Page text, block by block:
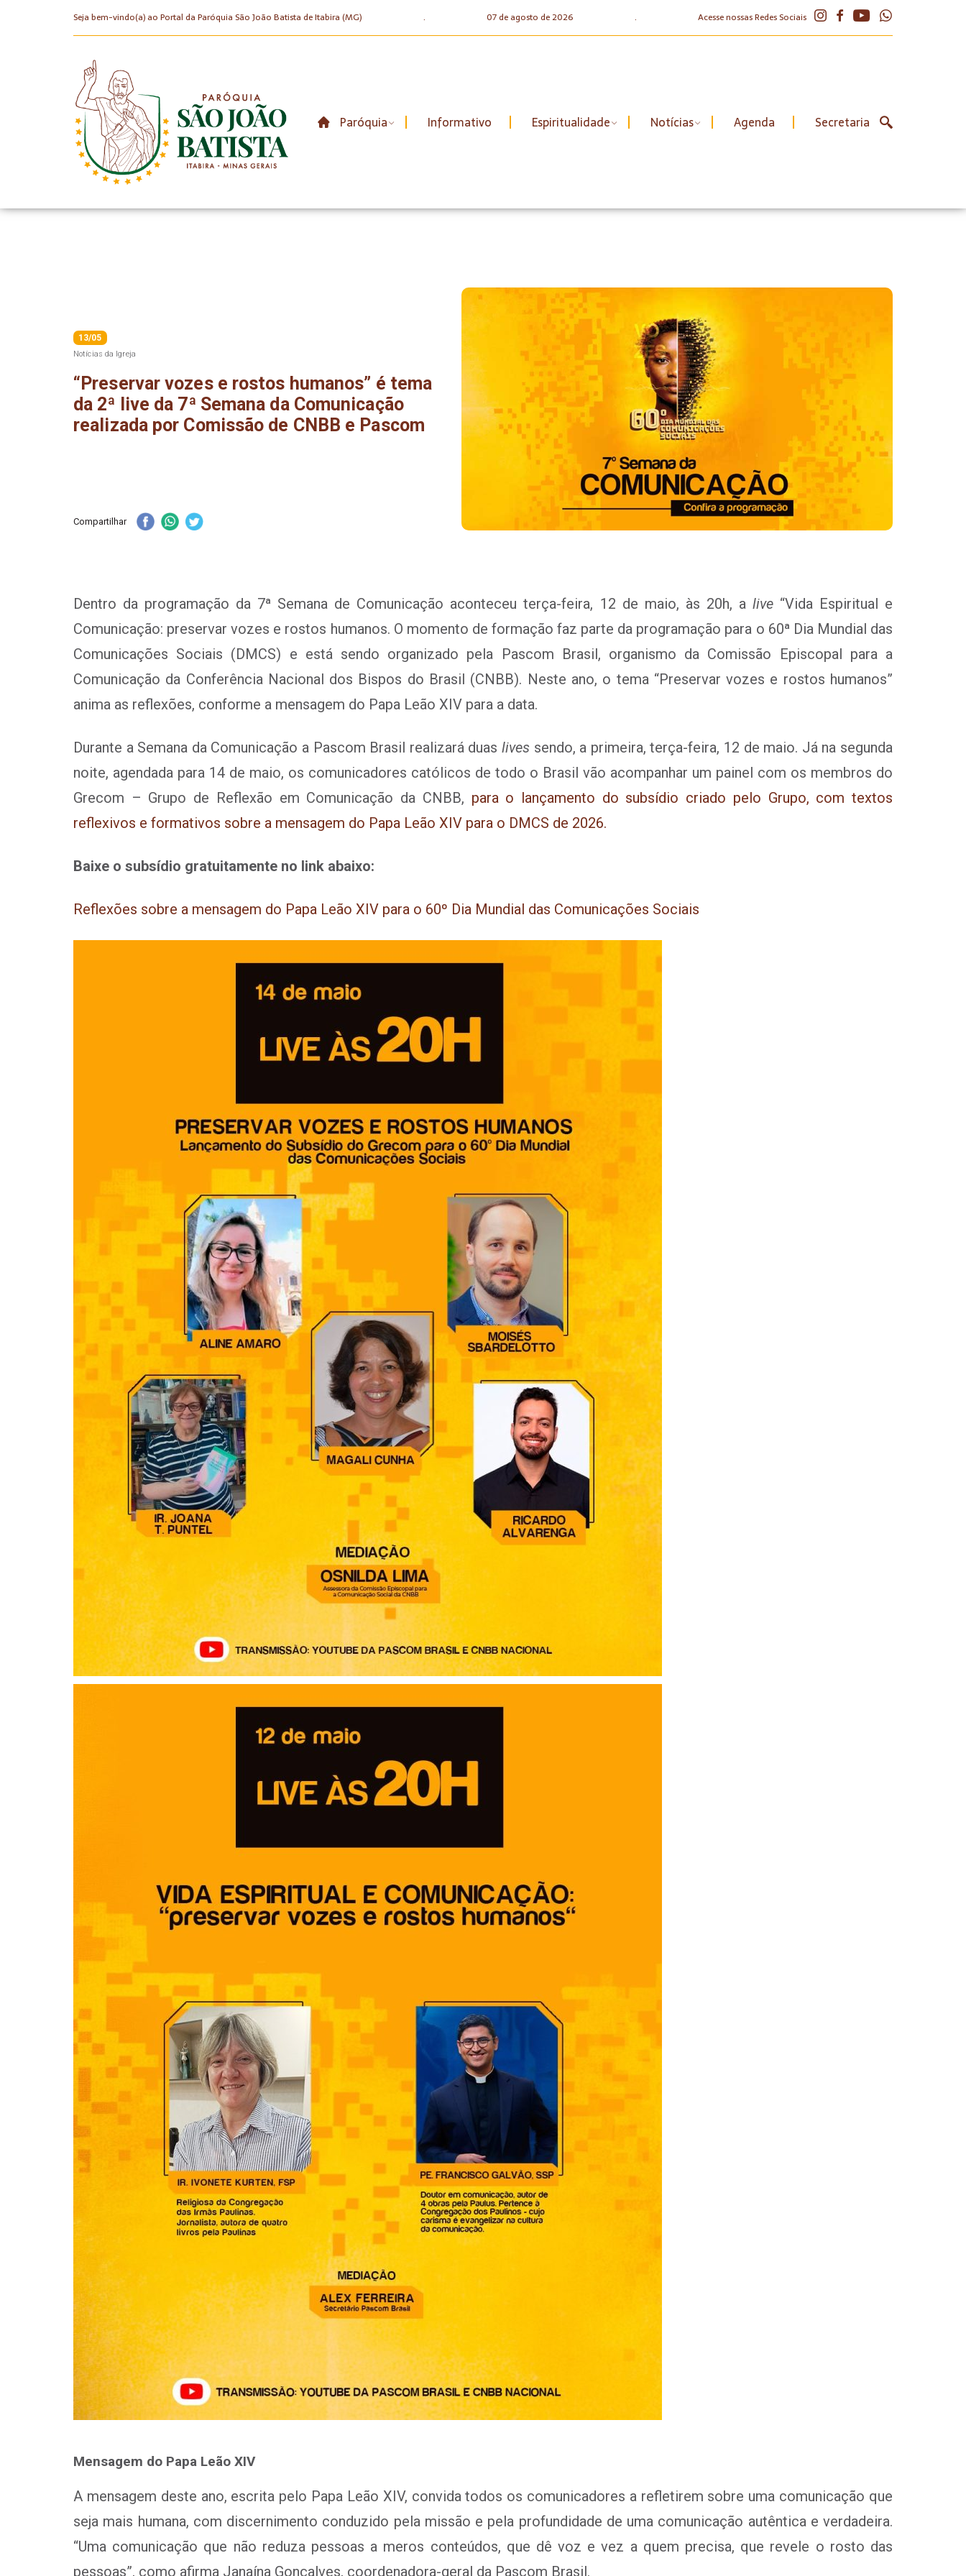
Seja bem-vindo(a) ao Portal da Paróquia São João Batista de Itabira (MG) . 07 de agosto de 2026 . Acesse nossas Redes Sociais
Paróquia Informativo Espiritualidade Notícias Agenda Secretaria
13/05
Notícias da Igreja
“Preservar vozes e rostos humanos” é tema
da 2ª live da 7ª Semana da Comunicação
realizada por Comissão de CNBB e Pascom
Compartilhar
Dentro da programação da 7ª Semana de Comunicação aconteceu terça-feira, 12 de maio, às 20h, a live“Vida Espiritual e
Comunicação: preservar vozes e rostos humanos. O momento de formação faz parte da programação para o 60ª Dia Mundial das
Comunicações Sociais (DMCS) e está sendo organizado pela Pascom Brasil, organismo da Comissão Episcopal para a
Comunicação da Conferência Nacional dos Bispos do Brasil (CNBB). Neste ano, o tema “Preservar vozes e rostos humanos”
anima as reflexões, conforme a mensagem do Papa Leão XIV para a data.
Durante a Semana da Comunicação a Pascom Brasil realizará duas lives sendo, a primeira, terça-feira, 12 de maio. Já na segunda
noite, agendada para 14 de maio, os comunicadores católicos de todo o Brasil vão acompanhar um painel com os membros do
Grecom – Grupo de Reflexão em Comunicação da CNBB, para o lançamento do subsídio criado pelo Grupo, com textos
reflexivos e formativos sobre a mensagem do Papa Leão XIV para o DMCS de 2026.
Baixe o subsídio gratuitamente no link abaixo:
Reflexões sobre a mensagem do Papa Leão XIV para o 60º Dia Mundial das Comunicações Sociais
Mensagem do Papa Leão XIV
A mensagem deste ano, escrita pelo Papa Leão XIV, convida todos os comunicadores a refletirem sobre uma comunicação que
seja mais humana, com discernimento conduzido pela missão e pela profundidade de uma comunicação autêntica e verdadeira.
“Uma comunicação que não reduza pessoas a meros conteúdos, que dê voz e vez a quem precisa, que revele o rosto das
pessoas”, como afirma Janaína Gonçalves, coordenadora-geral da Pascom Brasil.